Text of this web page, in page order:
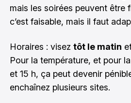
mais les soirées peuvent être
c’est faisable, mais il faut
Horaires : visez tôt le matin
Pour la température, et pour
et 15 h, ça peut devenir
enchaînez plusieurs sites.